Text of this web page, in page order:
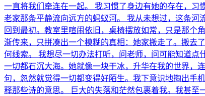
一直将我们牵连在一起。 我习惯了身边有她的存在，
老家那条平静流向远方的蚂蚁河。 我从未想过，这条
回到最初。教室里喧闹依旧，桌椅摆放如常，只是那个
渐传来，只拼凑出一个模糊的真相：她家搬走了。搬去
何线索。 我想尽一切办法打听，问老师，问可能知道点
一切都石沉大海。她就像一块干冰，升华在我的世界，
句，忽然就觉得一切都变得好陌生。我下意识地掏出手
释那些诗的意思。 巨大的失落和茫然包裹着我。我甚